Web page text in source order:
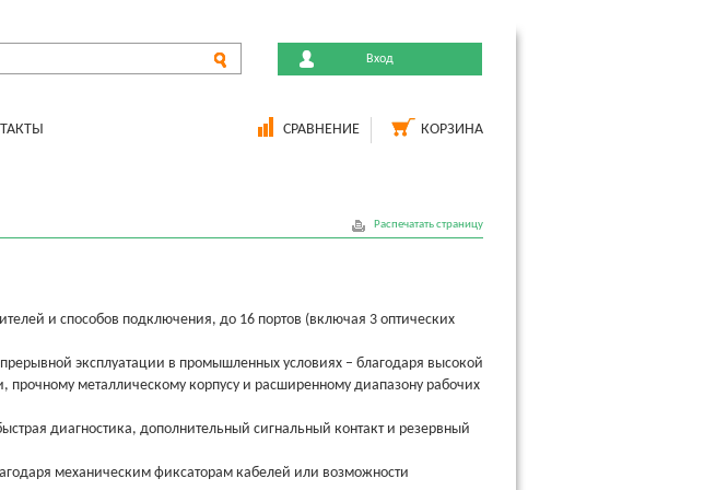
Вход
СРАВНЕНИЕ КОРЗИНА
Распечатать страницу
и способов подключения, до 16 портов (включая 3 оптических
эксплуатации в промышленных условиях – благодаря высокой
прочному металлическому корпусу и расширенному диапазону рабочих
диагностика, дополнительный сигнальный контакт и резервный
механическим фиксаторам кабелей или возможности